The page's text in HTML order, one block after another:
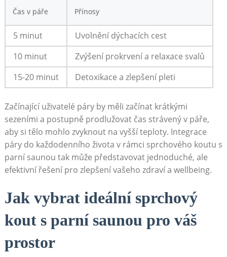
Čas v páře Přínosy
5 minut
Uvolnění dýchacích cest
10 minut
Zvýšení prokrvení a relaxace svalů
15-20 minut
Detoxikace a zlepšení pleti
Začínající uživatelé páry by měli začínat krátkými
sezeními a postupně prodlužovat čas strávený v páře,
aby si tělo mohlo zvyknout na vyšší teploty. Integrace
páry do každodenního života v rámci sprchového koutu s
parní saunou tak může představovat jednoduché, ale
efektivní řešení pro zlepšení vašeho zdraví a wellbeing.
Jak vybrat ideální sprchový
kout s parní saunou pro váš
prostor